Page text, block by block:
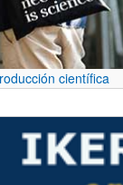
científica